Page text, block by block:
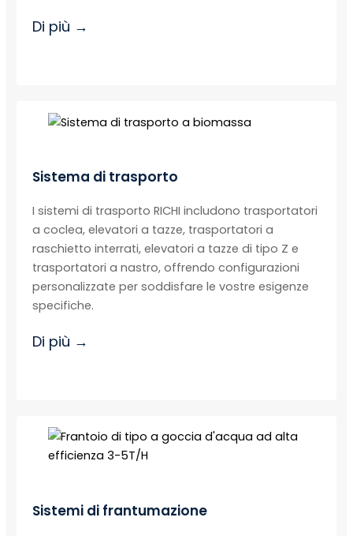
Di più →
Sistema di trasporto
I sistemi di trasporto RICHI includono trasportatori
a coclea, elevatori a tazze, trasportatori a
raschietto interrati, elevatori a tazze di tipo Z e
trasportatori a nastro, offrendo configurazioni
personalizzate per soddisfare le vostre esigenze
specifiche.
Di più →
Sistemi di frantumazione